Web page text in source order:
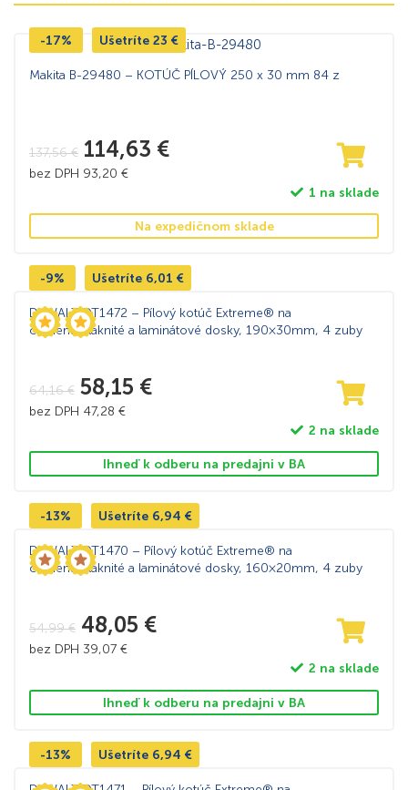
-17% Ušetríte 23 €
Makita B-29480 – KOTÚČ PÍLOVÝ 250 x 30 mm 84 z
137,56€ 114,63 €
bez DPH 93,20 €
1 na sklade
Na expedičnom sklade
-9% Ušetríte 6,01 €
DeWALT DT1472 – Pílový kotúč Extreme® na
cementovláknité a laminátové dosky, 190×30mm, 4 zuby
64,16€ 58,15 €
bez DPH 47,28 €
2 na sklade
Ihneď k odberu na predajni v BA
-13% Ušetríte 6,94 €
DeWALT DT1470 – Pílový kotúč Extreme® na
cementovláknité a laminátové dosky, 160×20mm, 4 zuby
54,99€ 48,05 €
bez DPH 39,07 €
2 na sklade
Ihneď k odberu na predajni v BA
-13% Ušetríte 6,94 €